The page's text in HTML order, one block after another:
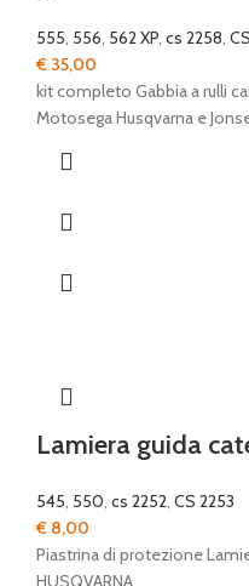
555, 556, 562 XP, cs 2258,
€ 35,00
kit completo Gabbia a rulli
Motosega Husqvarna e
Lamiera guida
545, 550, cs 2252, CS 2253
€ 8,00
Piastrina di protezione
HUSQVARNA